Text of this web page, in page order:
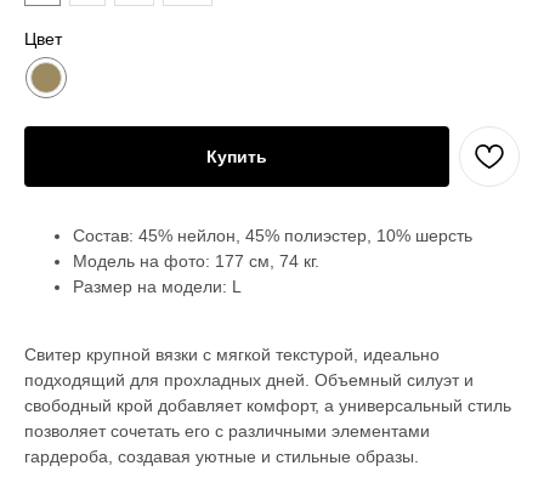
Цвет
Купить
Состав: 45% нейлон, 45% полиэстер, 10% шерсть
Модель на фото: 177 см, 74 кг.
Размер на модели: L
Свитер крупной вязки с мягкой текстурой, идеально
подходящий для прохладных дней. Объемный силуэт и
свободный крой добавляет комфорт, а универсальный стиль
позволяет сочетать его с различными элементами
гардероба, создавая уютные и стильные образы.